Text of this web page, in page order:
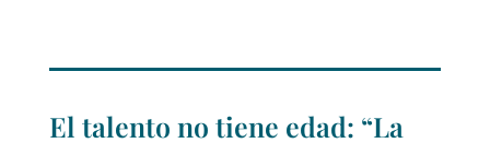
El talento no tiene edad: “La